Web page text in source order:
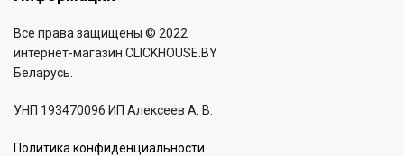
Все права защищены © 2022
интернет-магазин CLICKHOUSE.BY
Беларусь.
УНП 193470096 ИП Алексеев А. В.
Политика конфиденциальности